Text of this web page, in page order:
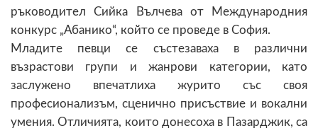
ръководител Сийка Вълчева от Международния
конкурс „Абанико“, който се проведе в София.
Младите певци се състезаваха в различни
възрастови групи и жанрови категории, като
заслужено впечатлиха журито със своя
професионализъм, сценично присъствие и вокални
умения. Отличията, които донесоха в Пазарджик, са